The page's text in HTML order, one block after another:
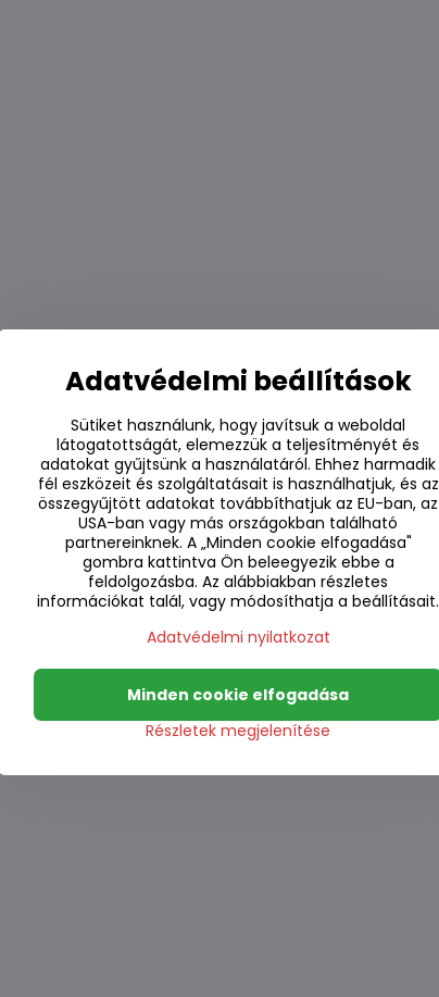
Mochi
Adatvédelmi beállítások
Sütiket használunk, hogy javítsuk a weboldal
látogatottságát, elemezzük a teljesítményét és
adatokat gyűjtsünk a használatáról. Ehhez harmadik
fél eszközeit és szolgáltatásait is használhatjuk, és az
összegyűjtött adatokat továbbíthatjuk az EU-ban, az
USA-ban vagy más országokban található
partnereinknek. A „Minden cookie elfogadása"
gombra kattintva Ön beleegyezik ebbe a
feldolgozásba. Az alábbiakban részletes
információkat talál, vagy módosíthatja a beállításait.
Adatvédelmi nyilatkozat
Részletek megjelenítése
Minden cookie elfogadása